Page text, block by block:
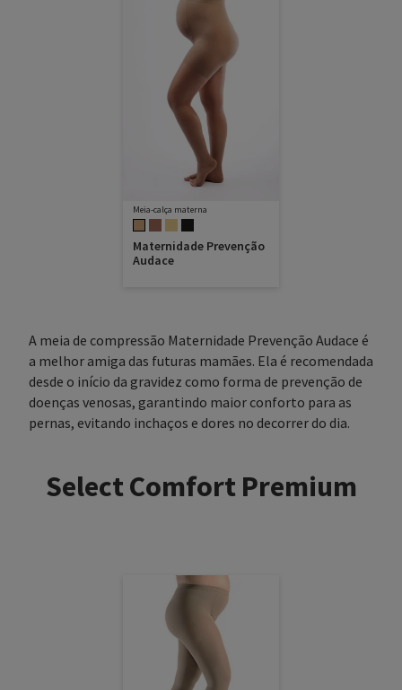
Meia-calça materna
Maternidade Prevenção
Audace
A meia de compressão Maternidade Prevenção Audace é
a melhor amiga das futuras mamães. Ela é recomendada
desde o início da gravidez como forma de prevenção de
doenças venosas, garantindo maior conforto para as
pernas, evitando inchaços e dores no decorrer do dia.
Select Comfort Premium
Várias razões contribuem para o aumento do risco de
A composição do sangue:
para impedir a perda
incontrolável de sangue durante o nascimento ou no
caso de um aborto espontâneo, o sangue coagula mais